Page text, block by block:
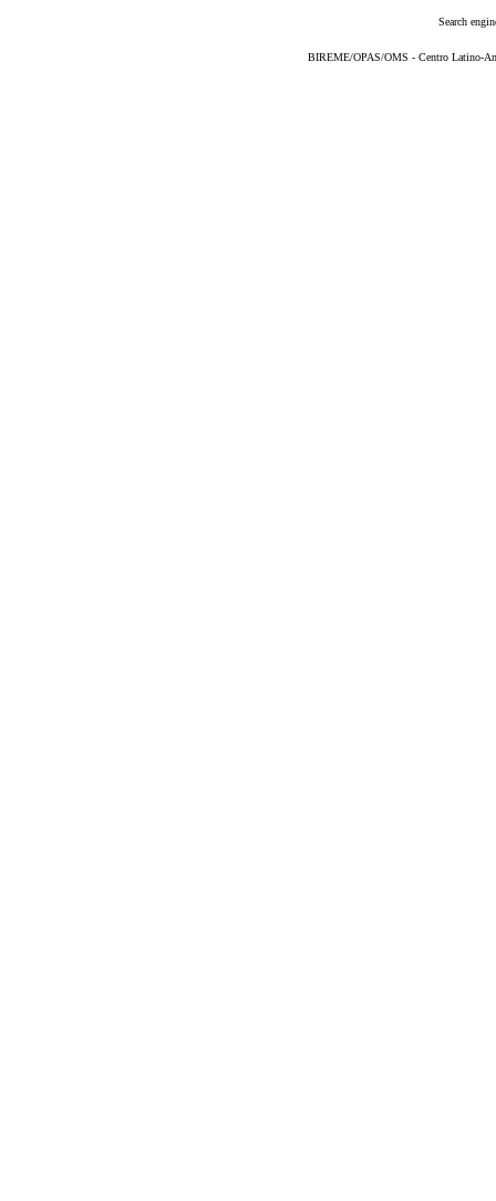
Search
BIREME/OPAS/OMS - Centro Latino-